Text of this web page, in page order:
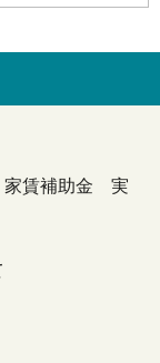
賃補助金 実